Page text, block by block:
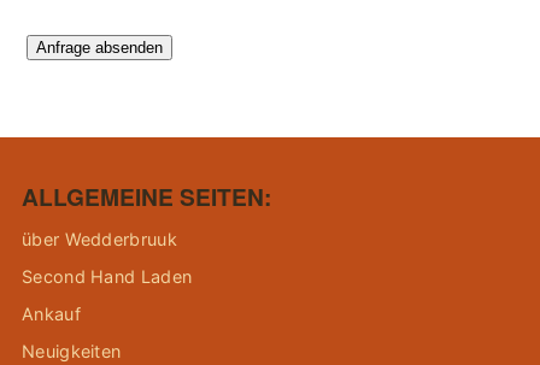
Anfrage absenden
ALLGEMEINE SEITEN:
über Wedderbruuk
Second Hand Laden
Ankauf
Neuigkeiten